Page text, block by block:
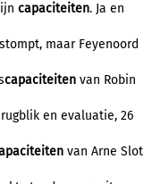
capaciteiten. Ja en
maar Feyenoord
capaciteiten van Robin
en evaluatie, 26
van Arne Slot